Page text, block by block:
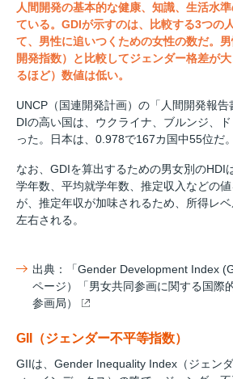
人間開発の基本的な健康、知識、生活水
ている。GDIが示すのは、比較する3つの
て、男性に追いつくための女性の数だ。
開発指数）と比較してジェンダー格差が
るほど）数値は低い。
UNCP（国連開発計画）の「人間開発報
DIの高い国は、ウクライナ、ブルンジ、
った。日本は、0.978で167カ国中55位だ。
なお、GDIを算出するための男女別のHDI
学年数、平均就学年数、推定収入などの
が、推定年収が加味されるため、所得レ
左右される。
出典：「Gender Development Index
ページ）「男女共同参画に関する国際
参画局）
GII（ジェンダー不平等指数）
GIIは、Gender Inequality Index（ジェン